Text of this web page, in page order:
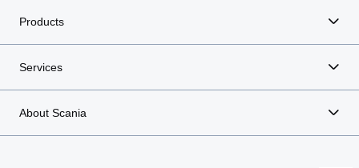
Products
Services
About Scania